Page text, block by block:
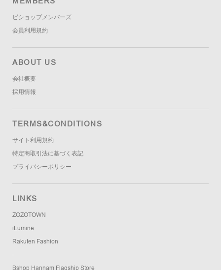
ビショップメンバーズ
会員利用規約
ABOUT US
会社概要
採用情報
TERMS&CONDITIONS
サイト利用規約
特定商取引法に基づく表記
プライバシーポリシー
LINKS
ZOZOTOWN
iLumine
Rakuten Fashion
-
Bshop Hannam Flagship Store